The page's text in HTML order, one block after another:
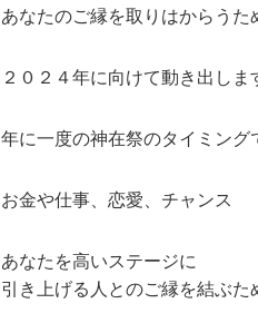
あなたのご縁を取りはからうた
２０２４年に向けて動き出しま
年に一度の神在祭のタイミング
お金や仕事、恋愛、チャンス
あなたを高いステージに
引き上げる人とのご縁を結ぶた